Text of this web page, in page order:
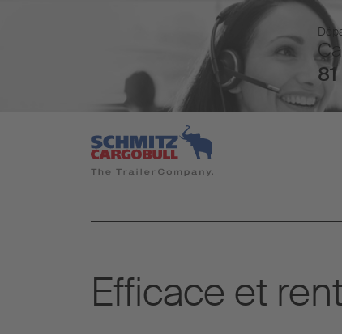
Efficace et